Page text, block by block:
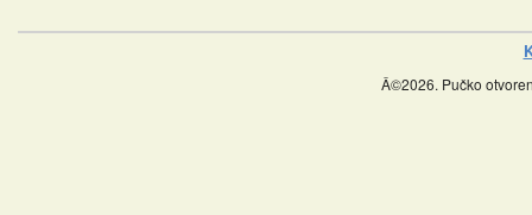
Â©2026. Pučko